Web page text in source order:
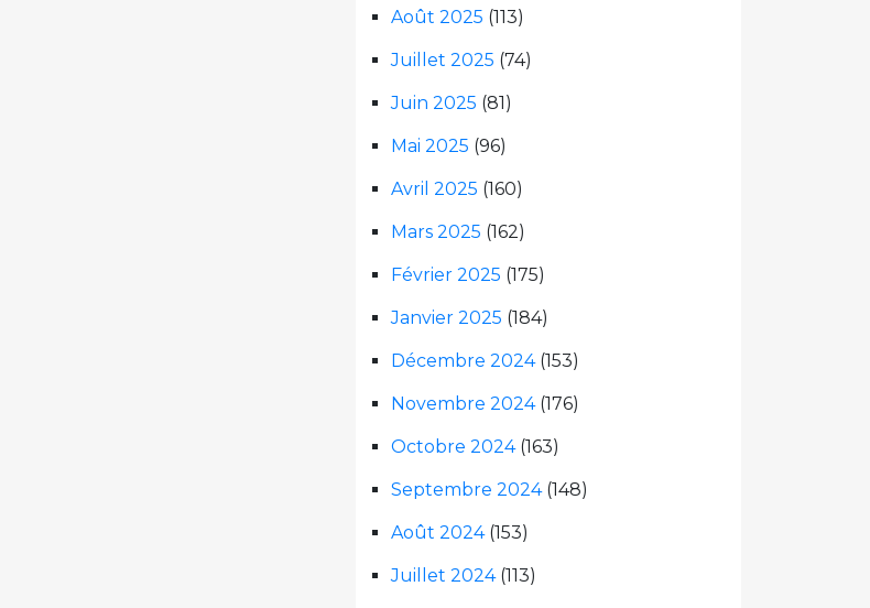
Août 2025 (113)
Juillet 2025 (74)
Juin 2025 (81)
Mai 2025 (96)
Avril 2025 (160)
Mars 2025 (162)
Février 2025 (175)
Janvier 2025 (184)
Décembre 2024(153)
Novembre 2024(176)
Octobre 2024(163)
Septembre 2024(148)
Août 2024(153)
Juillet 2024(113)